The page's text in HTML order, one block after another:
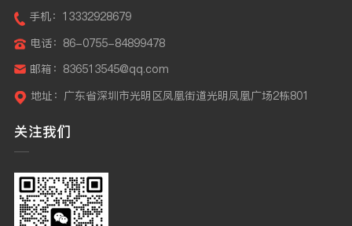
手机：13332928679
电话：86-0755-84899478
邮箱：836513545@qq.com
地址：广东省深圳市光明区凤凰街道光明凤凰广场2栋801
关注我们